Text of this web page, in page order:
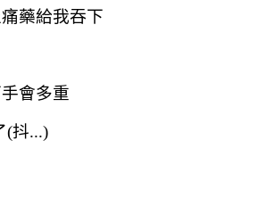
藥給我吞下
會多重
(抖...)